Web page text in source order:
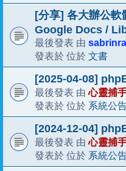
[分享] 各大辦公
Google Docs /
最後發表 由 sabrinra
發表於 位於 文書
[2025-04-08]
最後發表 由心靈捕
發表於 位於 系統公
[2024-12-04]
最後發表 由心靈捕
發表於 位於 系統公